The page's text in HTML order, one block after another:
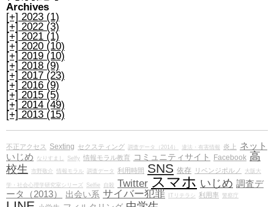
Archives
[+] 2023 (1)
[+] 2022 (3)
[+] 2021 (1)
[+] 2020 (10)
[+] 2019 (10)
[+] 2018 (9)
[+] 2017 (23)
[+] 2016 (9)
[+] 2015 (5)
[+] 2014 (49)
[+] 2013 (15)
不正アクセス Sexting セクスティング 調査データ（2014） 違法・有害情報 炎上 ネット
いじめ
なりすまし Selfy 情報モラル教育 コミュニティサイト Facebook 高
校生
市野敬介 情報モラル 調査データ 利用時間 SNS 依存 リベンジポルノ 大阪大
学・社会心理学研究室シリーズ Selfie 自殺 Twitter スマホ いじめ 調査デ
ータ（2013）
出会い系 サイバー犯罪 ITリテラシ 利用率 警察庁